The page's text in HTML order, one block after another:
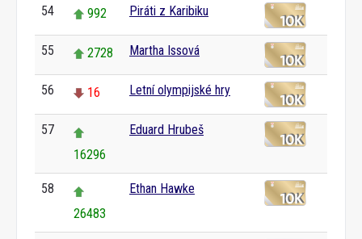
54 992 Piráti z Karibiku
55 2728 Martha Issová
56 16 Letní olympijské hry
57
16296
Eduard Hrubeš
58
26483
Ethan Hawke